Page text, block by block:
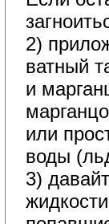
2)
ватный
и
или
воды
3)